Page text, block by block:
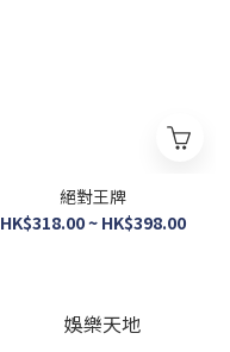
絕對王牌
HK$318.00 ~ HK$398.00